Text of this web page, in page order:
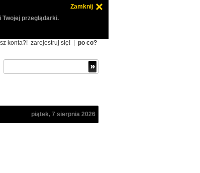
Zamknij
przeglądarki.
konta?! zarejestruj się! po co?
piątek, 7 sierpnia 2026